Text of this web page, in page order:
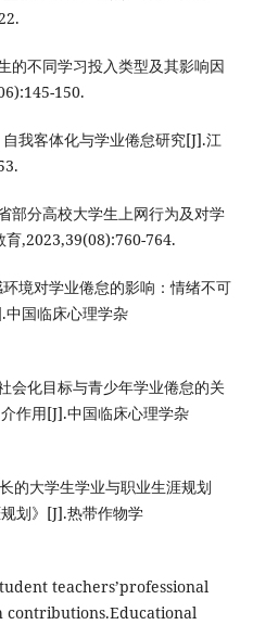
的不同学习投入类型及其影响因
150.
我客体化与学业倦怠研究[J].江
部分高校大学生上网行为及对学
育,2023,39(08):760-764.
境对学业倦怠的影响：情绪不可
中国临床心理学杂
会化目标与青少年学业倦怠的关
作用[J].中国临床心理学杂
的大学生学业与职业生涯规划
划》[J].热带作物学
teachers’professional